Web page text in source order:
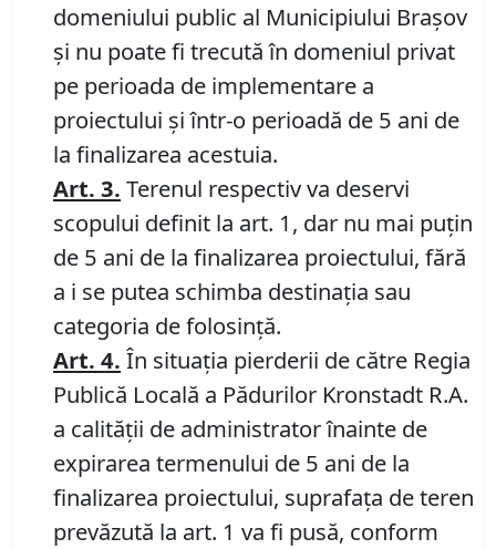
domeniului public al Municipiului Braşov
şi nu poate fi trecută în domeniul privat
pe perioada de implementare a
proiectului şi într-o perioadă de 5 ani de
la finalizarea acestuia.
Art. 3. Terenul respectiv va deservi
scopului definit la art. 1, dar nu mai puţin
de 5 ani de la finalizarea proiectului, fără
a i se putea schimba destinaţia sau
categoria de folosinţă.
Art. 4. În situaţia pierderii de către Regia
Publică Locală a Pădurilor Kronstadt R.A.
a calităţii de administrator înainte de
expirarea termenului de 5 ani de la
finalizarea proiectului, suprafaţa de teren
prevăzută la art. 1 va fi pusă, conform